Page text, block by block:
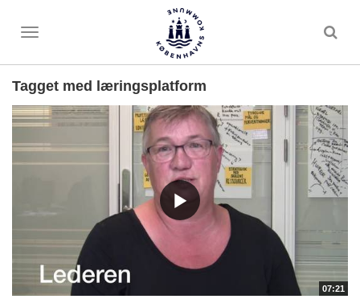
Toggle
Tagget med læringsplatform
07:21